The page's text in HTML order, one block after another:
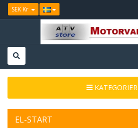
SEK Kr
KATEGORIER
EL-START